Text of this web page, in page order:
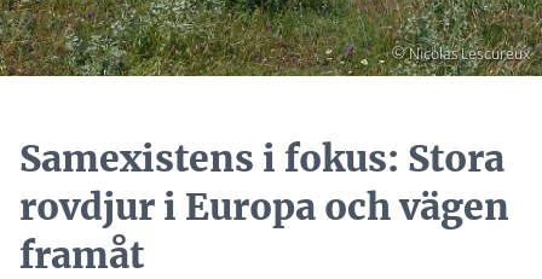
Copyright
© Nicolas Lescureux
Samexistens i fokus: Stora
rovdjur i Europa och vägen
framåt